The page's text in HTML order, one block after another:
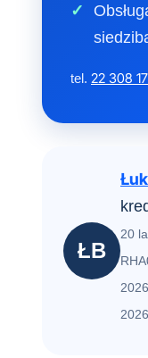
tel. 22 308
ŁB
20
2026.